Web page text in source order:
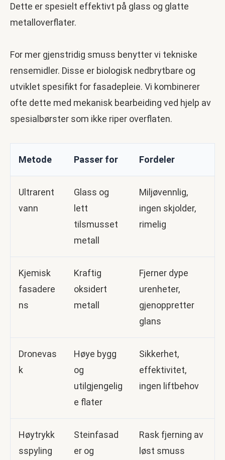
Dette er spesielt effektivt på glass og glatte
metalloverflater.
For mer gjenstridig smuss benytter vi tekniske
rensemidler. Disse er biologisk nedbrytbare og
utviklet spesifikt for fasadepleie. Vi kombinerer
ofte dette med mekanisk bearbeiding ved hjelp av
spesialbørster som ikke riper overflaten.
Metode Passer for Fordeler
Ultrarent
vann
Glass og
lett
tilsmusset
metall
Miljøvennlig,
ingen skjolder,
rimelig
Kjemisk
fasadere
ns
Kraftig
oksidert
metall
Fjerner dype
urenheter,
gjenoppretter
glans
Dronevas
k
Høye bygg
og
utilgjengelig
e flater
Sikkerhet,
effektivitet,
ingen liftbehov
Høytrykk
sspyling
Steinfasad
er og
Rask fjerning av
løst smuss